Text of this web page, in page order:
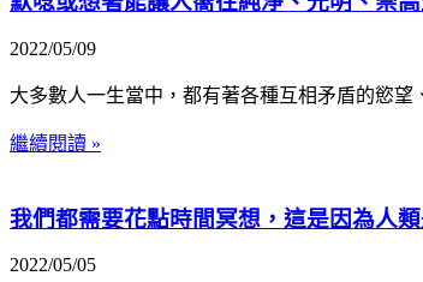
2022/05/09
大多數人一生當中，都有著各種互相矛盾的慾望
繼續閱讀 »
我們都需要花點時間冥想，這是因為人
2022/05/05